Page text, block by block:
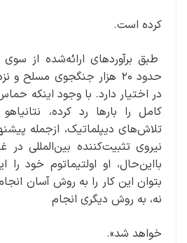
کرده است.
طبق برآوردهای ارائه‌شده از
در اختیار دارد. با وجود اینکه
کامل را بارها رد کرده،
تلاش‌های دیپلماتیک، از‌جمله
نیروی تثبیت‌کننده بین‌المللی
با‌این‌حال، او اولتیماتوم خود را
بتوان این کار را به روش آسان
نه، به روش دیگری انجام
خواهد شد».